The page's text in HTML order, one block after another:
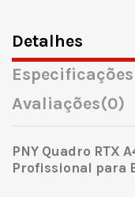
Detalhes
Especificações
Avaliações(0)
PNY Quadro RTX
Profissional para